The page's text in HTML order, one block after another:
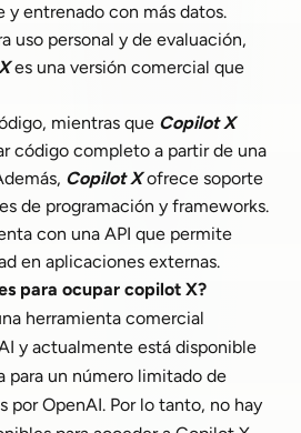
y entrenado con más datos.
uso personal y de evaluación,
es una versión comercial que
mientras que Copilot X
código completo a partir de una
Copilot Xofrece soporte
de programación y frameworks.
con una API que permite
en aplicaciones externas.
para ocupar copilot X?
herramienta comercial
y actualmente está disponible
para un número limitado de
por OpenAI. Por lo tanto, no hay